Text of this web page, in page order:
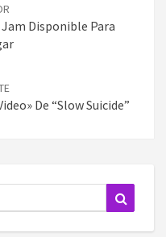
Disponible Para
De “Slow Suicide”